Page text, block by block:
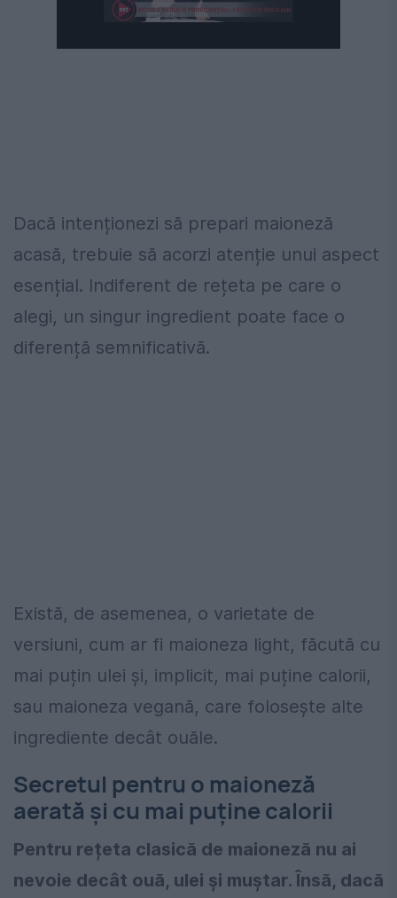
Dacă intenționezi să prepari maioneză
acasă, trebuie să acorzi atenție unui aspect
esențial. Indiferent de rețeta pe care o
alegi, un singur ingredient poate face o
diferență semnificativă.
Există, de asemenea, o varietate de
versiuni, cum ar fi maioneza light, făcută cu
mai puțin ulei și, implicit, mai puține calorii,
sau maioneza vegană, care folosește alte
ingrediente decât ouăle.
Secretul pentru o maioneză
aerată și cu mai puține calorii
Pentru rețeta clasică de maioneză nu ai
nevoie decât ouă, ulei și muștar. Însă, dacă